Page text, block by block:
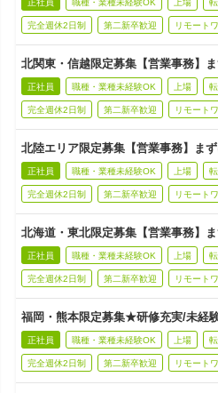
完全週休2日制 第二新卒歓迎 リモート
北関東・信越限定募集【営業事務】
正社員 職種・業種未経験OK 上場
完全週休2日制 第二新卒歓迎 リモート
北陸エリア限定募集【営業事務】ま
正社員 職種・業種未経験OK 上場
完全週休2日制 第二新卒歓迎 リモート
北海道・東北限定募集【営業事務】
正社員 職種・業種未経験OK 上場
完全週休2日制 第二新卒歓迎 リモート
福岡・熊本限定募集★研修充実/未経
正社員 職種・業種未経験OK 上場
完全週休2日制 第二新卒歓迎 リモート